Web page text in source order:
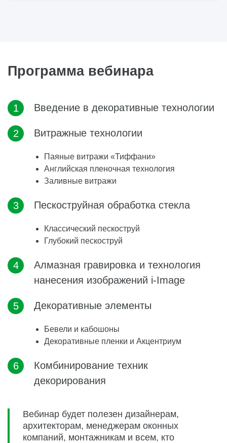
Программа вебинара
Введение в декоративные технологии
Витражные технологии
Паяные витражи «Тиффани»
Английская пленочная технология
Заливные витражи
Пескоструйная обработка стекла
Классический пескоструй
Глубокий пескоструй
Алмазная гравировка и технология
нанесения изображений i-Image
Декоративные элементы
Бевели и кабошоны
Декоративные пленки и Акцентриум
Комбинирование техник
декорирования
Вебинар будет полезен дизайнерам,
архитекторам, менеджерам оконных
компаний, монтажникам и всем, кто